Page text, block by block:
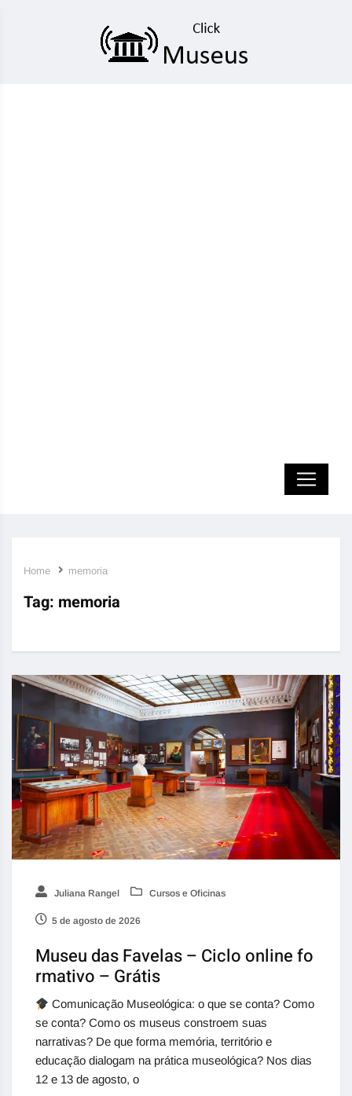
Home memoria
Tag: memoria
Juliana Rangel Cursos e Oficinas
5 de agosto de 2026
Museu das Favelas – Ciclo online fo
rmativo – Grátis
Comunicação Museológica: o que se conta? Como
se conta? Como os museus constroem suas
narrativas? De que forma memória, território e
educação dialogam na prática museológica? Nos dias
12 e 13 de agosto, o